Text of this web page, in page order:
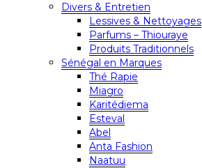
Divers & Entretien
Lessives & Nettoyages
Parfums – Thiouraye
Produits Traditionnels
Sénégal en Marques
Thé Rapie
Miagro
Karitédiema
Esteval
Abel
Anta Fashion
Naatuu